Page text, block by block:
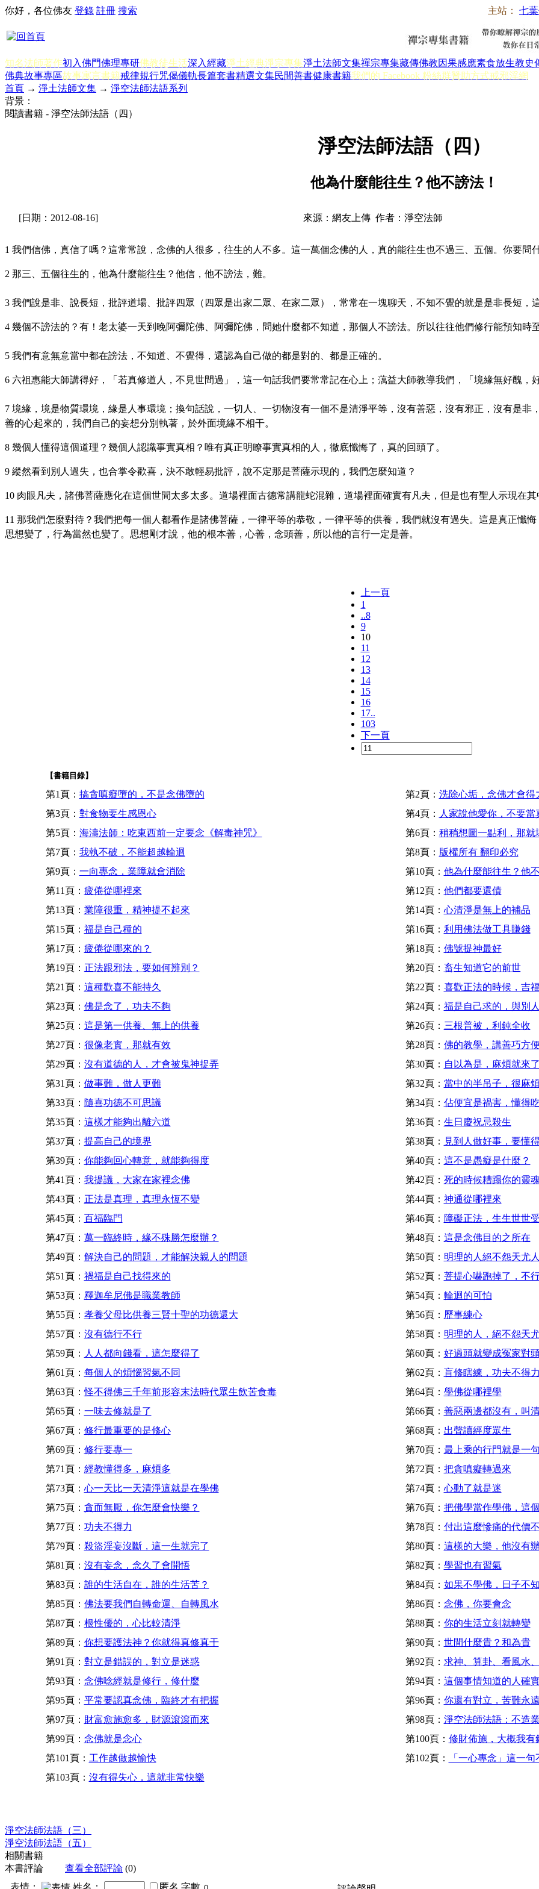
主站： 七
你好，各位佛友 登錄 註冊 搜索
知名法師著作初入佛門佛理專研佛教徒生活深入經藏淨土經典淨宗專集淨土法師文集禪宗專集藏傳佛教因果感應素食放生教史
佛典故事專區故事寓言書籍戒律規行咒偈儀軌長篇套書精選文集民間善書健康書籍我們的 Facebook 粉絲群贊助方式戒邪淫網
首頁 → 淨土法師文集 → 淨空法師法語系列
背景：
閱讀書籍 - 淨空法師法語（四）
淨空法師法語（四）
他為什麼能往生？他不謗法！
[日期：2012-08-16] 來源：網友上傳 作者：淨空法師
1 我們信佛，真信了嗎？這常常說，念佛的人很多，往生的人不多。這一萬個念佛的人，真的能往生也不過三、五個。你要問
2 那三、五個往生的，他為什麼能往生？他信，他不謗法，難。
3 我們說是非、說長短，批評道場、批評四眾（四眾是出家二眾、在家二眾），常常在一塊聊天，不知不覺的就是是非長短，
4 幾個不謗法的？有！老太婆一天到晚阿彌陀佛、阿彌陀佛，問她什麼都不知道，那個人不謗法。所以往往他們修行能預知時
5 我們有意無意當中都在謗法，不知道、不覺得，還認為自己做的都是對的、都是正確的。
6 六祖惠能大師講得好，「若真修道人，不見世間過」，這一句話我們要常常記在心上；蕅益大師教導我們，「境緣無好醜
7 境緣，境是物質環境，緣是人事環境；換句話說，一切人、一切物沒有一個不是清淨平等，沒有善惡，沒有邪正，沒有是
善的心起來的，我們自己的妄想分別執著，於外面境緣不相干。
8 幾個人懂得這個道理？幾個人認識事實真相？唯有真正明瞭事實真相的人，徹底懺悔了，真的回頭了。
9 縱然看到別人過失，也合掌令歡喜，決不敢輕易批評，說不定那是菩薩示現的，我們怎麼知道？
10 肉眼凡夫，諸佛菩薩應化在這個世間太多太多。道場裡面古德常講龍蛇混雜，道場裡面確實有凡夫，但是也有聖人示現在
11 那我們怎麼對待？我們把每一個人都看作是諸佛菩薩，一律平等的恭敬，一律平等的供養，我們就沒有過失。這是真正懺
思想變了，行為當然也變了。思想剛才說，他的根本善，心善，念頭善，所以他的言行一定是善。
上一頁
1
..8
9
10
11
12
13
14
15
16
17..
103
下一頁
【書籍目錄】
第1頁： 搞貪嗔癡墮的，不是念佛墮的 第2頁： 洗除心垢，念佛才會得
第3頁： 對食物要生感恩心 第4頁： 人家說他愛你，不要當
第5頁： 海濤法師：吃東西前一定要念《解毒神咒》 第6頁： 稍稍想圖一點利，那就
第7頁： 我執不破，不能超越輪迴 第8頁： 版權所有 翻印必究
第9頁： 一向專念，業障就會消除 第10頁： 他為什麼能往生？他
第11頁： 疲倦從哪裡來 第12頁： 他們都要還債
第13頁： 業障很重，精神提不起來 第14頁： 心清淨是無上的補品
第15頁： 福是自己種的 第16頁： 利用佛法做工具賺錢
第17頁： 疲倦從哪來的？ 第18頁： 佛號提神最好
第19頁： 正法跟邪法，要如何辨別？ 第20頁： 畜生知道它的前世
第21頁： 這種歡喜不能持久 第22頁： 喜歡正法的時候，吉
第23頁： 佛是念了，功夫不夠 第24頁： 福是自己求的，與別
第25頁： 這是第一供養、無上的供養 第26頁： 三根普被，利鈍全收
第27頁： 很像老實，那就有效 第28頁： 佛的教學，講善巧方
第29頁： 沒有道德的人，才會被鬼神捉弄 第30頁： 自以為是，麻煩就來
第31頁： 做事難，做人更難 第32頁： 當中的半吊子，很麻
第33頁： 隨喜功德不可思議 第34頁： 佔便宜是禍害，懂得
第35頁： 這樣才能夠出離六道 第36頁： 生日慶祝忌殺生
第37頁： 提高自己的境界 第38頁： 見到人做好事，要懂
第39頁： 你能夠回心轉意，就能夠得度 第40頁： 這不是愚癡是什麼？
第41頁： 我提議，大家在家裡念佛 第42頁： 死的時候糟蹋你的靈
第43頁： 正法是真理，真理永恆不變 第44頁： 神通從哪裡來
第45頁： 百福臨門 第46頁： 障礙正法，生生世世
第47頁： 萬一臨終時，緣不殊勝怎麼辦？ 第48頁： 這是念佛目的之所在
第49頁： 解決自己的問題，才能解決親人的問題 第50頁： 明理的人絕不怨天尤
第51頁： 禍福是自己找得來的 第52頁： 菩提心嚇跑掉了，不
第53頁： 釋迦牟尼佛是職業教師 第54頁： 輪迴的可怕
第55頁： 孝養父母比供養三賢十聖的功德還大 第56頁： 歷事練心
第57頁： 沒有德行不行 第58頁： 明理的人，絕不怨天
第59頁： 人人都向錢看，這怎麼得了 第60頁： 好過頭就變成冤家對
第61頁： 每個人的煩惱習氣不同 第62頁： 盲修瞎練，功夫不得
第63頁：怪不得佛三千年前形容末法時代眾生飲苦食毒 第64頁： 學佛從哪裡學
第65頁： 一味去修就是了 第66頁： 善惡兩邊都沒有，叫
第67頁： 修行最重要的是修心 第68頁： 出聲讀經度眾生
第69頁： 修行要專一 第70頁： 最上乘的行門就是一
第71頁： 經教懂得多，麻煩多 第72頁： 把貪嗔癡轉過來
第73頁： 心一天比一天清淨這就是在學佛 第74頁： 心動了就是迷
第75頁： 貪而無厭，你怎麼會快樂？ 第76頁： 把佛學當作學佛，這
第77頁： 功夫不得力 第78頁： 付出這麼慘痛的代價
第79頁： 殺盜淫妄沒斷，這一生就完了 第80頁： 這樣的大樂，他沒有
第81頁： 沒有妄念，念久了會開悟 第82頁： 學習也有習氣
第83頁： 誰的生活自在，誰的生活苦？ 第84頁： 如果不學佛，日子不
第85頁： 佛法要我們自轉命運、自轉風水 第86頁： 念佛，你要會念
第87頁： 根性優的，心比較清淨 第88頁： 你的生活立刻就轉變
第89頁： 你想要護法神？你就得真修真干 第90頁： 世間什麼貴？和為貴
第91頁： 對立是錯誤的，對立是迷惑 第92頁： 求神、算卦、看風水
第93頁： 念佛唸經就是修行，修什麼 第94頁： 這個事情知道的人確
第95頁： 平常要認真念佛，臨終才有把握 第96頁： 你還有對立，苦難永
第97頁： 財富愈施愈多，財源滾滾而來 第98頁： 淨空法師法語：不造
第99頁： 念佛就是念心 第100頁： 修財佈施，大概我有
第101頁： 工作越做越愉快 第102頁：
「一心專念」這一句
第103頁： 沒有得失心，這就非常快樂
淨空法師法語（三）
淨空法師法語（五）
相關書籍
本書評論
查看全部評論 (0)
表情：
姓名： 匿名 字數